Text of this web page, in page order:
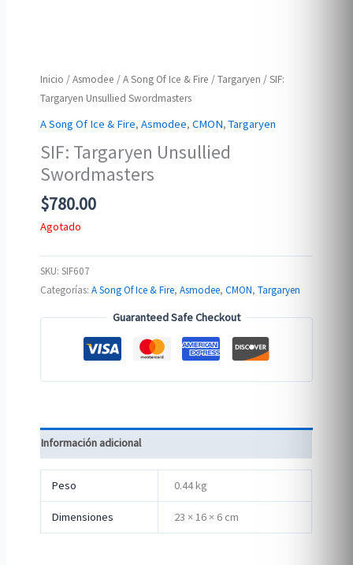
Inicio /Asmodee /A Song Of Ice & Fire /Targaryen / SIF:
Targaryen Unsullied Swordmasters
A Song Of Ice & Fire,Asmodee,CMON,Targaryen
SIF: Targaryen Unsullied
Swordmasters
$780.00
Agotado
SKU:SIF607
Categorías:A Song Of Ice & Fire,Asmodee,CMON,Targaryen
Guaranteed Safe Checkout
Información adicional
Peso 0.44 kg
Dimensiones 23 × 16 × 6 cm